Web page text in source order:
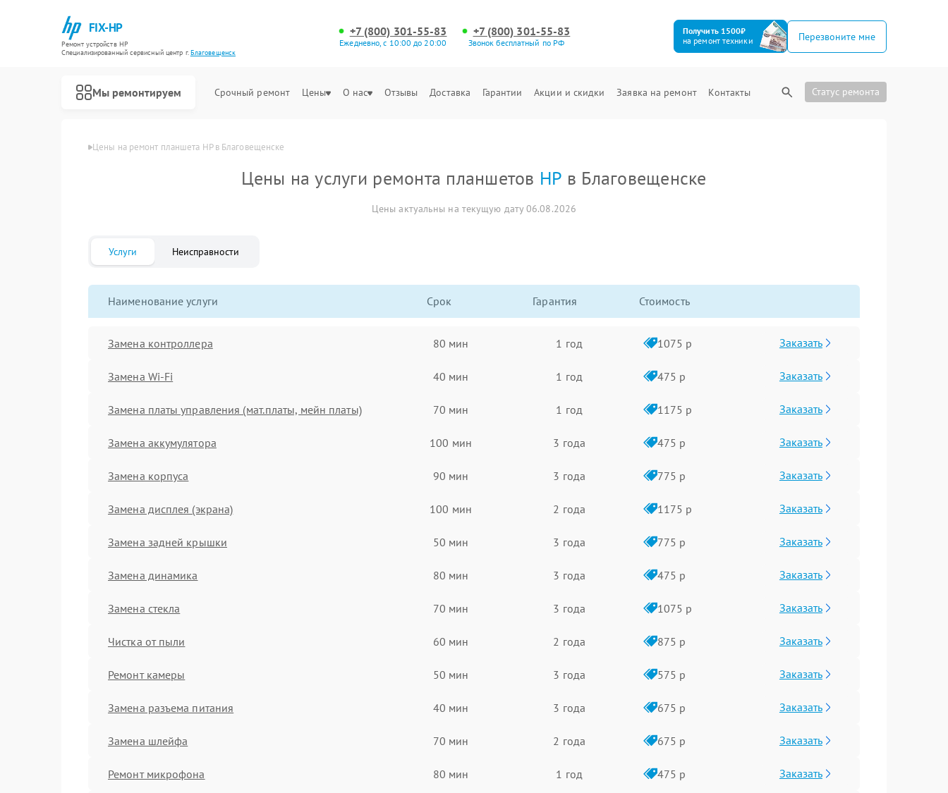
FIX-HP
Ремонт устройств HP
Специализированный cервисный центр г.Благовещенск
+7 (800) 301-55-83
Ежедневно, с 10:00 до 20:00
+7 (800) 301-55-83
Звонок бесплатный по РФ
Получить 1500₽
на ремонт техники
Перезвоните мне
Мы ремонтируем Срочный ремонт Цены О нас Отзывы Доставка Гарантии Акции и скидки Заявка на ремонт Контакты Статус ремонта
Цены Цены на ремонт планшета HP в Благовещенске
Цены на услуги ремонта планшетов HP в Благовещенске
Цены актуальны на текущую дату 06.08.2026
Услуги Неисправности
Наименование услуги Срок Гарантия Стоимость
Замена контроллера 80 мин 1 год 1075 р Заказать
Замена Wi-Fi 40 мин 1 год 475 р Заказать
Замена платы управления (мат.платы, мейн платы) 70 мин 1 год 1175 р Заказать
Замена аккумулятора 100 мин 3 года 475 р Заказать
Замена корпуса 90 мин 3 года 775 р Заказать
Замена дисплея (экрана) 100 мин 2 года 1175 р Заказать
Замена задней крышки 50 мин 3 года 775 р Заказать
Замена динамика 80 мин 3 года 475 р Заказать
Замена стекла 70 мин 3 года 1075 р Заказать
Чистка от пыли 60 мин 2 года 875 р Заказать
Ремонт камеры 50 мин 3 года 575 р Заказать
Замена разъема питания 40 мин 3 года 675 р Заказать
Замена шлейфа 70 мин 2 года 675 р Заказать
Ремонт микрофона 80 мин 1 год 475 р Заказать